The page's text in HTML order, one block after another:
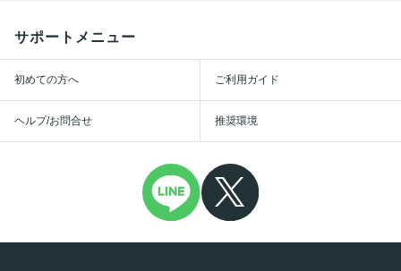
サポートメニュー
初めての方へ ご利用ガイド
ヘルプ/お問合せ 推奨環境